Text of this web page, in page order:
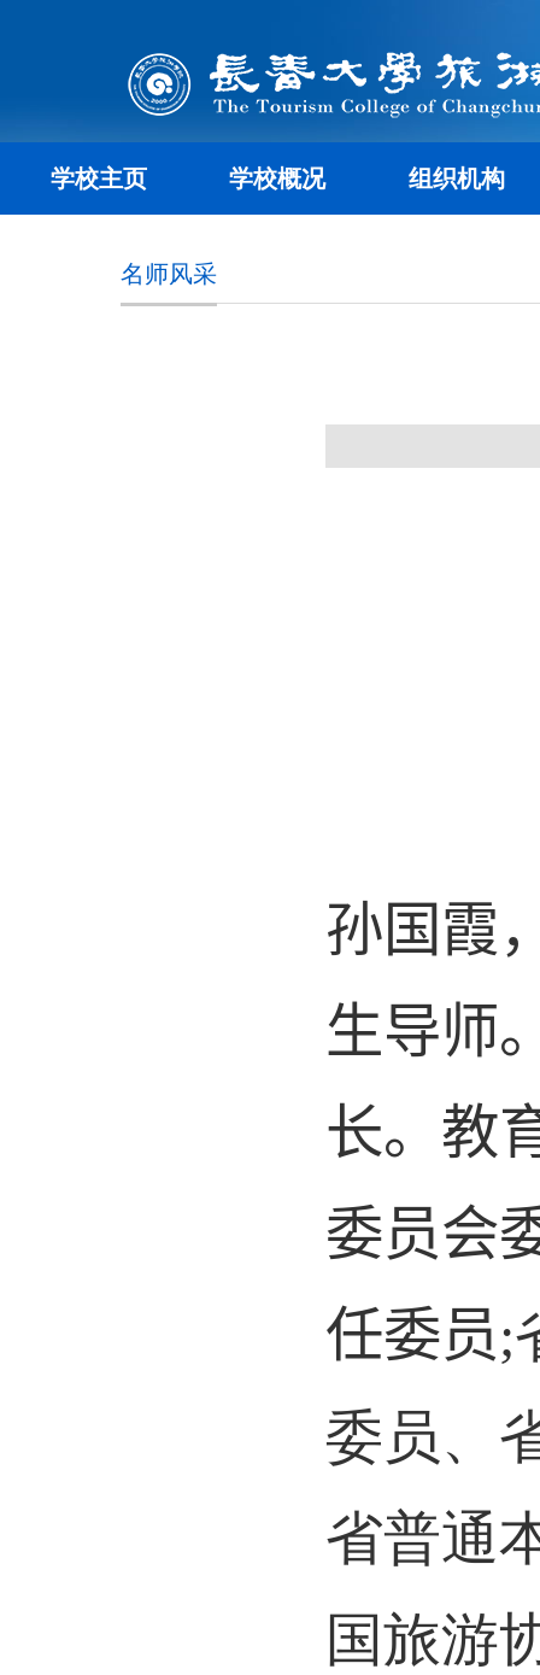
学校主页 学校概况 组织机构
名师风采
孙国霞
生导师
长。 教
委员会
任委员;
委员、
省普通
国旅游